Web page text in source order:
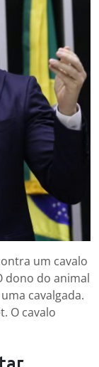
um cavalo
dono do animal
cavalgada.
O cavalo